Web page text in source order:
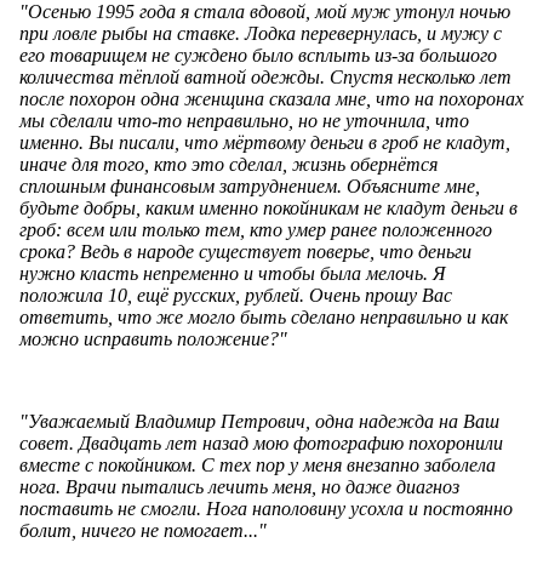
"Осенью 1995 года я стала вдовой, мой муж утонул ночью
при ловле рыбы на ставке. Лодка перевернулась, и мужу с
его товарищем не суждено было всплыть из-за большого
количества тёплой ватной одежды. Спустя несколько лет
после похорон одна женщина сказала мне, что на похоронах
мы сделали что-то неправильно, но не уточнила, что
именно. Вы писали, что мёртвому деньги в гроб не кладут,
иначе для того, кто это сделал, жизнь обернётся
сплошным финансовым затруднением. Объясните мне,
будьте добры, каким именно покойникам не кладут деньги в
гроб: всем или только тем, кто умер ранее положенного
срока? Ведь в народе существует поверье, что деньги
нужно класть непременно и чтобы была мелочь. Я
положила 10, ещё русских, рублей. Очень прошу Вас
ответить, что же могло быть сделано неправильно и как
можно исправить положение?"
"Уважаемый Владимир Петрович, одна надежда на Ваш
совет. Двадцать лет назад мою фотографию похоронили
вместе с покойником. С тех пор у меня внезапно заболела
нога. Врачи пытались лечить меня, но даже диагноз
поставить не смогли. Нога наполовину усохла и постоянно
болит, ничего не помогает..."